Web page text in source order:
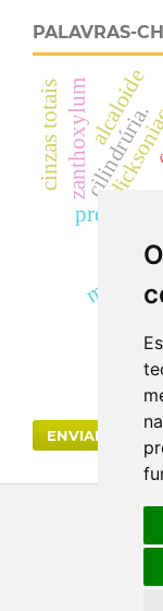
PALAVRAS-
predição
cilindrúria.
zanthoxylum
mata
cinzas totais alcaloide
ENVIAR